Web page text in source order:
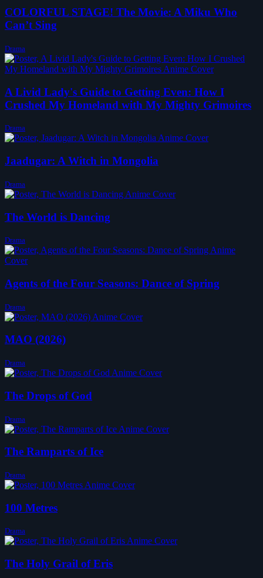
COLORFUL STAGE! The Movie: A Miku Who
Can’t Sing
Drama
A Livid Lady's Guide to Getting Even: How I
Crushed My Homeland with My Mighty Grimoires
Drama
Jaadugar: A Witch in Mongolia
Drama
The World is Dancing
Drama
Agents of the Four Seasons: Dance of Spring
Drama
MAO (2026)
Drama
The Drops of God
Drama
The Ramparts of Ice
Drama
100 Metres
Drama
The Holy Grail of Eris